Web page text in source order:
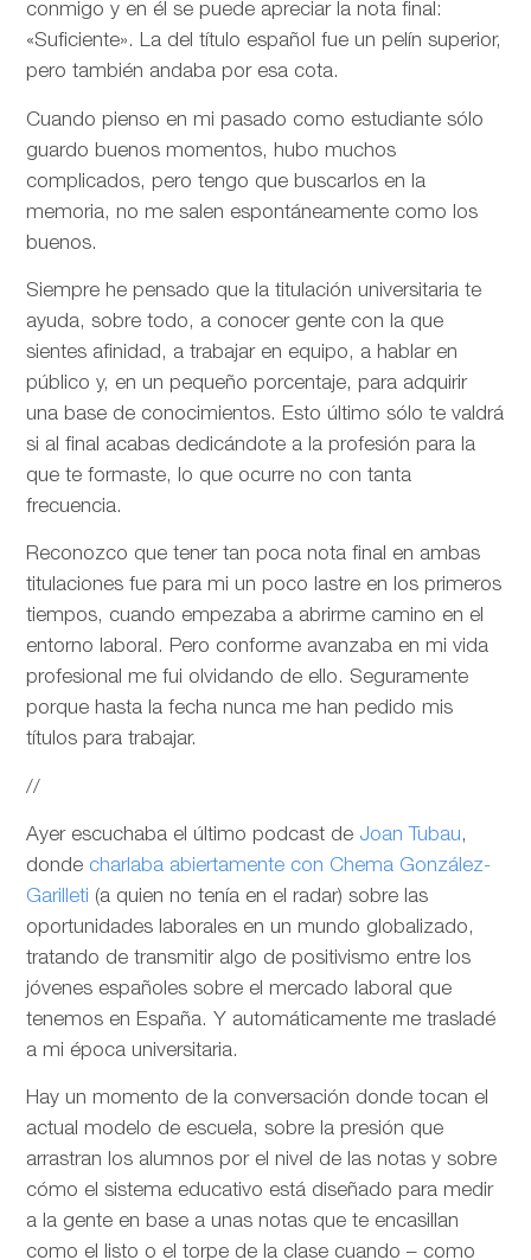
conmigo y en él se puede apreciar la nota final:
«Suficiente». La del título español fue un pelín superior,
pero también andaba por esa cota.
Cuando pienso en mi pasado como estudiante sólo
guardo buenos momentos, hubo muchos
complicados, pero tengo que buscarlos en la
memoria, no me salen espontáneamente como los
buenos.
Siempre he pensado que la titulación universitaria te
ayuda, sobre todo, a conocer gente con la que
sientes afinidad, a trabajar en equipo, a hablar en
público y, en un pequeño porcentaje, para adquirir
una base de conocimientos. Esto último sólo te valdrá
si al final acabas dedicándote a la profesión para la
que te formaste, lo que ocurre no con tanta
frecuencia.
Reconozco que tener tan poca nota final en ambas
titulaciones fue para mi un poco lastre en los primeros
tiempos, cuando empezaba a abrirme camino en el
entorno laboral. Pero conforme avanzaba en mi vida
profesional me fui olvidando de ello. Seguramente
porque hasta la fecha nunca me han pedido mis
títulos para trabajar.
//
Ayer escuchaba el último podcast de Joan Tubau,
donde charlaba abiertamente con Chema González-
Garilleti (a quien no tenía en el radar) sobre las
oportunidades laborales en un mundo globalizado,
tratando de transmitir algo de positivismo entre los
jóvenes españoles sobre el mercado laboral que
tenemos en España. Y automáticamente me trasladé
a mi época universitaria.
Hay un momento de la conversación donde tocan el
actual modelo de escuela, sobre la presión que
arrastran los alumnos por el nivel de las notas y sobre
cómo el sistema educativo está diseñado para medir
a la gente en base a unas notas que te encasillan
como el listo o el torpe de la clase cuando – como